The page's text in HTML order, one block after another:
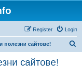
Login
Register
полезни сайтове!
сайтове!